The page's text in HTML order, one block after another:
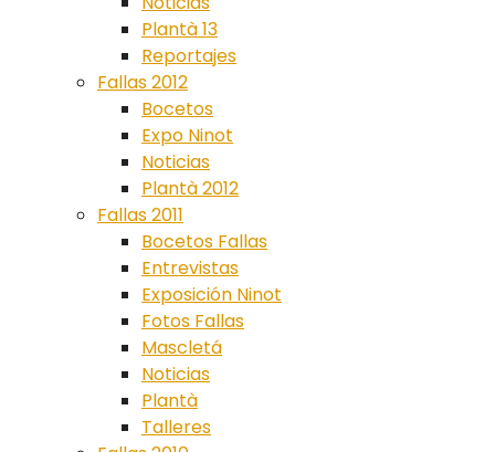
Plantà 13
Reportajes
Fallas 2012
Bocetos
Expo Ninot
Noticias
Plantà 2012
Fallas 2011
Bocetos Fallas
Entrevistas
Exposición Ninot
Fotos Fallas
Mascletá
Noticias
Plantà
Talleres